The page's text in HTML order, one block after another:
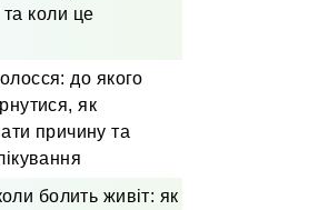
та коли це
до якого
як
причину та
болить живіт: як